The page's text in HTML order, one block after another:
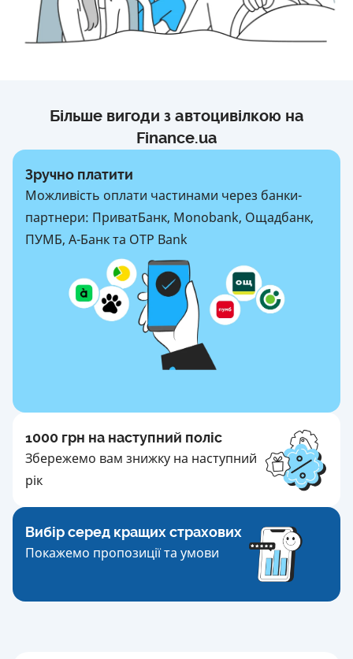
Більше вигоди з автоцивілкою на
Finance.ua
Зручно платити
Можливість оплати частинами через банки-
партнери: ПриватБанк, Monobank, Ощадбанк,
ПУМБ, А-Банк та OTP Bank
1000 грн на наступний поліс
Збережемо вам знижку на наступний
рік
Вибір серед кращих страхових
Покажемо пропозиції та умови